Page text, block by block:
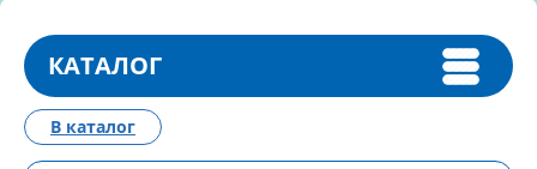
КАТАЛОГ
В каталог